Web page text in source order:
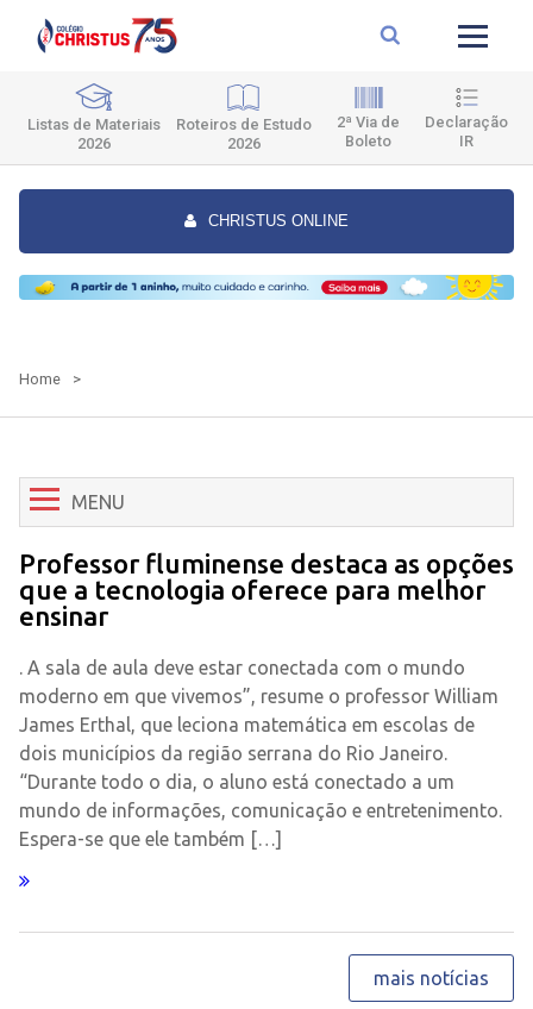
Listas de Materiais
2026
Roteiros de Estudo
2026
2ª Via de
Boleto
Declaração
IR
CHRISTUS ONLINE
Home >
MENU
Professor fluminense destaca as opções
que a tecnologia oferece para melhor
ensinar
. A sala de aula deve estar conectada com o mundo
moderno em que vivemos”, resume o professor William
James Erthal, que leciona matemática em escolas de
dois municípios da região serrana do Rio Janeiro.
“Durante todo o dia, o aluno está conectado a um
mundo de informações, comunicação e entretenimento.
Espera-se que ele também […]
mais notícias